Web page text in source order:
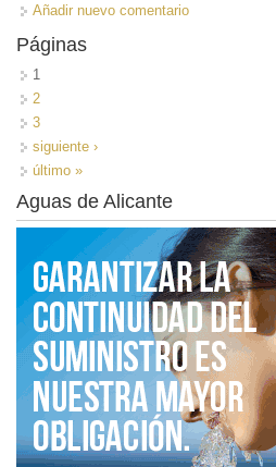
Añadir nuevo comentario
Páginas
1
2
3
siguiente ›
último »
Aguas de Alicante